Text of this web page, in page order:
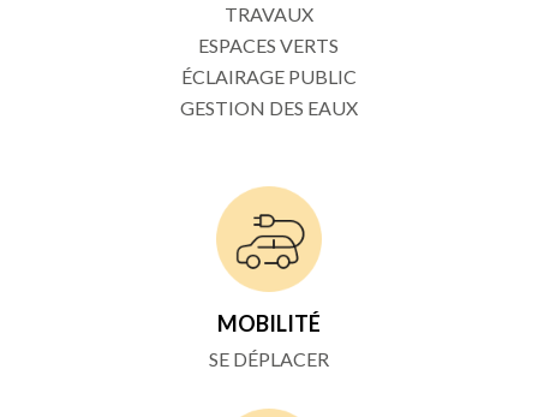
TRAVAUX
ESPACES VERTS
ÉCLAIRAGE PUBLIC
GESTION DES EAUX
MOBILITÉ
SE DÉPLACER